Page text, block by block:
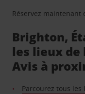
Réservez maintenant
Brighton,
les lieux
Avis à
Parcourez tous